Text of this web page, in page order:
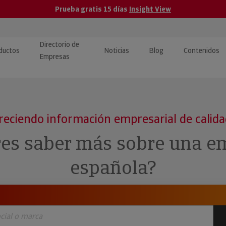
Prueba gratis 15 días Insight View
y ERP
· Recuperación de
Directorio de
Empresas
Noticias Blog Contenidos
Pública
Investigada
información empresarial de
saber más sobre una
española?